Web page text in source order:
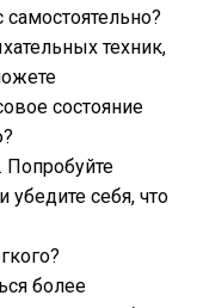
техник,
состояние
убедите себя, что
более